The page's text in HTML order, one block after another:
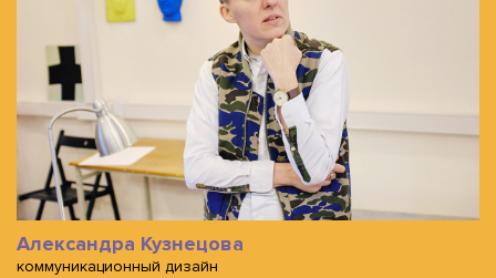
Александра Кузнецова
коммуникационный дизайн